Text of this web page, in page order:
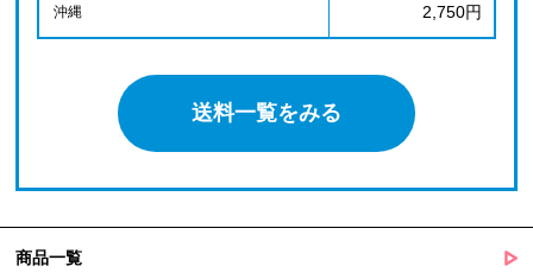
沖縄 2,750円
送料一覧をみる
商品一覧